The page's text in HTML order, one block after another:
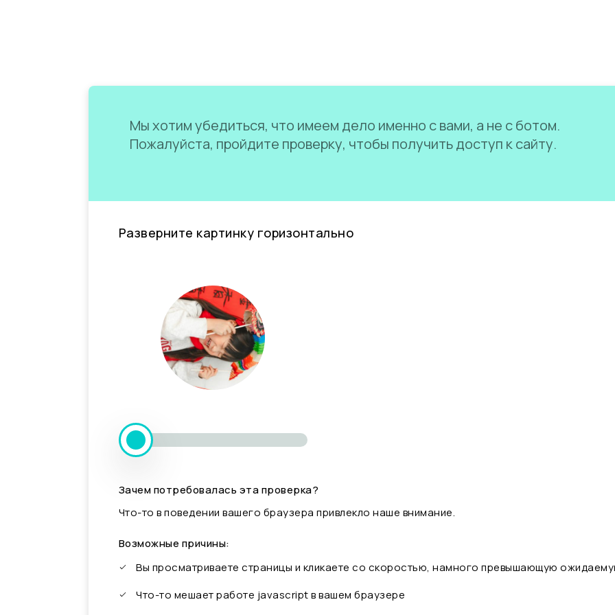
Мы хотим убедиться, что имеем дело именно с вами, а не с ботом.
Пожалуйста, пройдите проверку, чтобы получить доступ к сайту.
Разверните картинку горизонтально
Зачем потребовалась эта проверка?
Что-то в поведении вашего браузера привлекло наше внимание.
Возможные причины:
Вы просматриваете страницы и кликаете со скоростью, намного превышающую
Что-то мешает работе javascript в вашем браузере